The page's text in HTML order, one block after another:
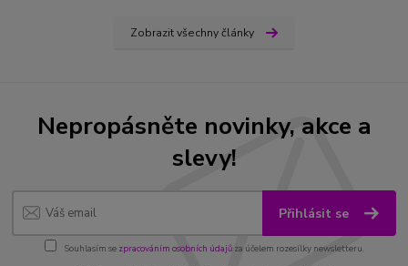
Zobrazit všechny články
Nepropásněte novinky, akce a
slevy!
Přihlásit se
Souhlasím se zpracováním osobních údajůza účelem rozesílky newsletteru.